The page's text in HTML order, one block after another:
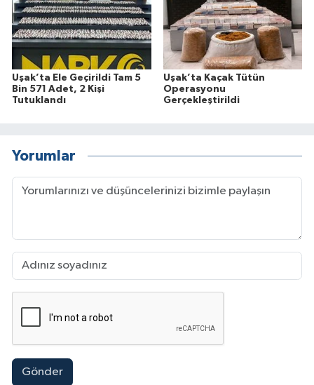
Uşak’ta Ele Geçirildi Tam 5
Bin 571 Adet, 2 Kişi
Tutuklandı
Uşak’ta Kaçak Tütün
Operasyonu
Gerçekleştirildi
Yorumlar
Gönder